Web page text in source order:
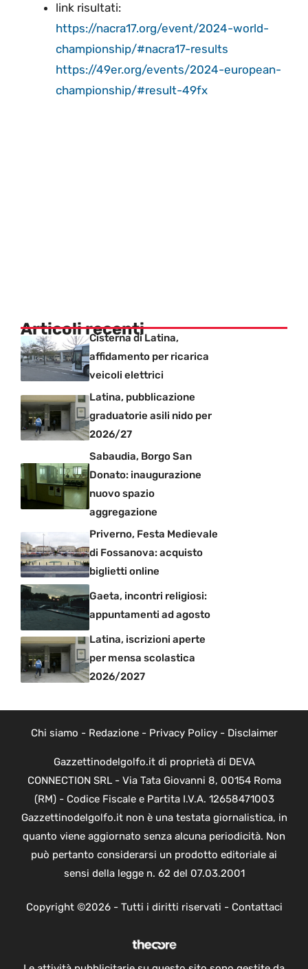
link risultati:
https://nacra17.org/event/2024-world-
championship/#nacra17-results
https://49er.org/events/2024-european-
championship/#result-49fx
Articoli recenti
Cisterna di Latina,
affidamento per ricarica
veicoli elettrici
Latina, pubblicazione
graduatorie asili nido per
2026/27
Sabaudia, Borgo San
Donato: inaugurazione
nuovo spazio
aggregazione
Priverno, Festa Medievale
di Fossanova: acquisto
biglietti online
Gaeta, incontri religiosi:
appuntamenti ad agosto
Latina, iscrizioni aperte
per mensa scolastica
2026/2027
Chi siamo - Redazione- Privacy Policy- Disclaimer
Gazzettinodelgolfo.it di proprietà di DEVA
CONNECTION SRL - Via Tata Giovanni 8, 00154 Roma
(RM) - Codice Fiscale e Partita I.V.A. 12658471003
Gazzettinodelgolfo.it non è una testata giornalistica, in
quanto viene aggiornato senza alcuna periodicità. Non
può pertanto considerarsi un prodotto editoriale ai
sensi della legge n. 62 del 07.03.2001
Copyright ©2026 - Tutti i diritti riservati - Contattaci